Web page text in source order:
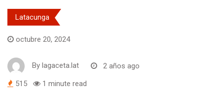
Latacunga
octubre 20, 2024
By lagaceta.lat 2 años ago
515 1 minute read